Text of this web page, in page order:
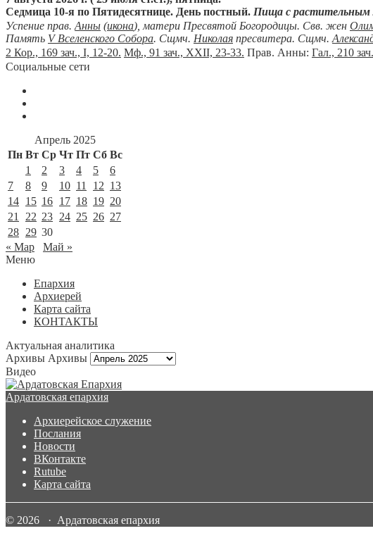
Седмица 10-я по Пятидесятнице. День постный. Пища с растительным
Успение прав. Анны (икона), матери Пресвятой Богородицы. Свв. жен
Память V Вселенского Собора. Сщмч. Николая пресвитера. Сщмч.
2 Кор., 169 зач., I, 12-20. Мф., 91 зач., XXII, 23-33. Прав. Анны: Гал., 210
Социальные сети
Апрель 2025
Пн Вт Ср Чт Пт Сб Вс
1
2 3 4 5
6
7
8 9 10 11 12 13
14 15 16 17 18 19 20
21
22 23 24 25 26 27
28 29 30
« Мар
Май »
Меню
Епархия
Архиерей
Карта сайта
КОНТАКТЫ
Актуальная аналитика
Архивы Архивы
Видео
Ардатовская епархия
Архиерейское служение
Послания
Новости
ВКонтакте
Rutube
Карта сайта
© 2026 · Ардатовская епархия